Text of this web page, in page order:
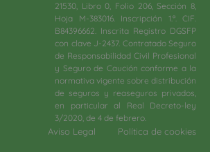
21530, Libro 0, Folio 206, Sección 8,
Hoja M-383016. Inscripción 1.ª. CIF.
B84396662. Inscrita Registro DGSFP
con clave J-2437. Contratado Seguro
de Responsabilidad Civil Profesional
y Seguro de Caución conforme a la
normativa vigente sobre distribución
de seguros y reaseguros privados,
en particular al Real Decreto-ley
3/2020, de 4 de febrero.​
Aviso Legal Política de cookies